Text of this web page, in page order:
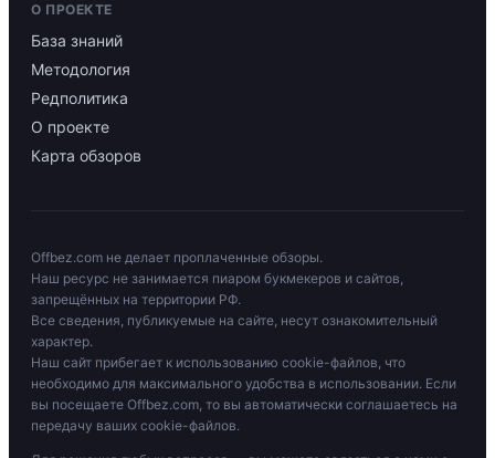
О ПРОЕКТЕ
База знаний
Методология
Редполитика
О проекте
Карта обзоров
Offbez.com не делает проплаченные обзоры.
Наш ресурс не занимается пиаром букмекеров и сайтов,
запрещённых на территории РФ.
Все сведения, публикуемые на сайте, несут ознакомительный
характер.
Наш сайт прибегает к использованию cookie-файлов, что
необходимо для максимального удобства в использовании. Если
вы посещаете Offbez.com, то вы автоматически соглашаетесь на
передачу ваших cookie-файлов.